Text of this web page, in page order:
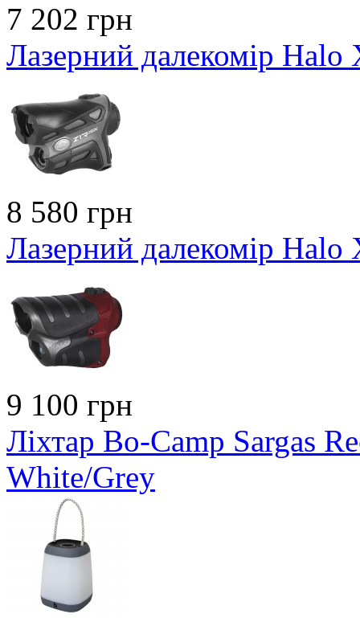
7 202 грн
Лазерний далекомір
8 580 грн
Лазерний далекомір
9 100 грн
Ліхтар Bo-Camp Sargas
White/Grey